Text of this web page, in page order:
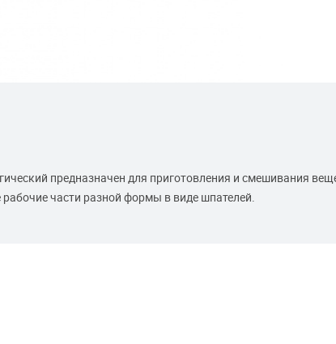
предназначен для приготовления и смешивания
части разной формы в виде шпателей.